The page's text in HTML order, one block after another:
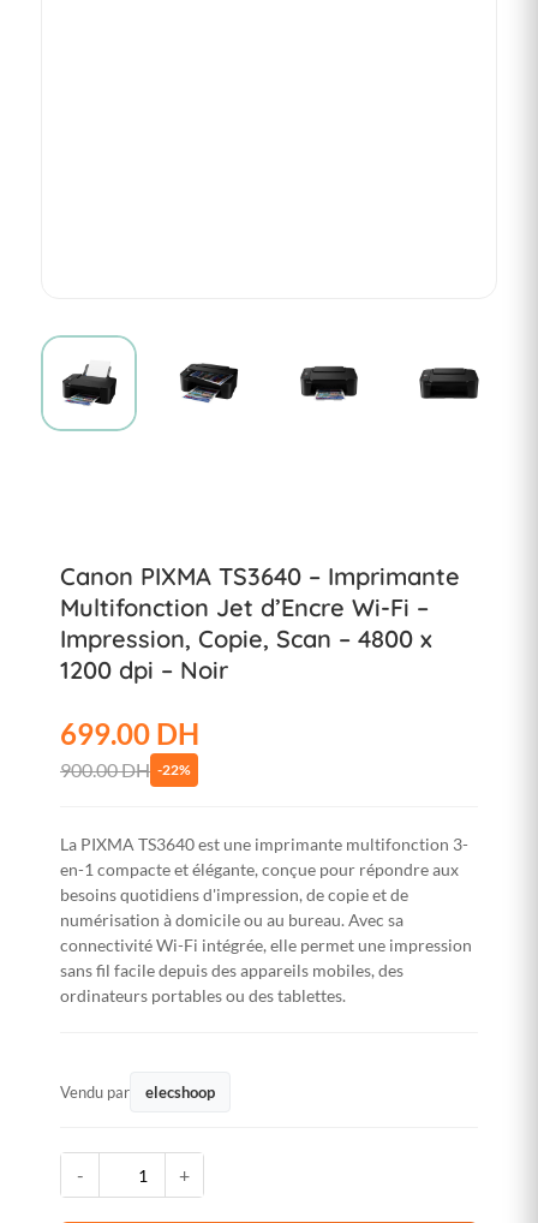
Canon PIXMA TS3640 – Imprimante
Multifonction Jet d’Encre Wi-Fi –
Impression, Copie, Scan – 4800 x
1200 dpi – Noir
699.00 DH
900.00 DH -22%
La PIXMA TS3640 est une imprimante multifonction 3-
en-1 compacte et élégante, conçue pour répondre aux
besoins quotidiens d'impression, de copie et de
numérisation à domicile ou au bureau. Avec sa
connectivité Wi-Fi intégrée, elle permet une impression
sans fil facile depuis des appareils mobiles, des
ordinateurs portables ou des tablettes.
Vendu par elecshoop
- +